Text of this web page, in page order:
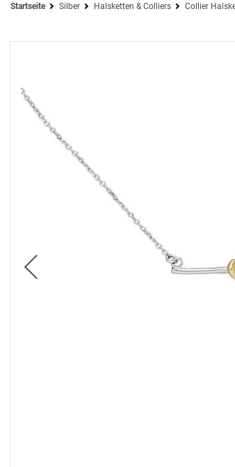
Startseite Silber Halsketten & Colliers Collier